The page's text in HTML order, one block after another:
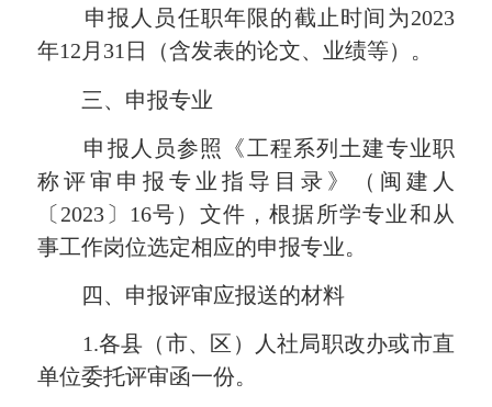
申报人员任职年限的截止时间为2023
年12月31日（含发表的论文、业绩等）。
三、申报专业
申报人员参照《工程系列土建专业职
称评审申报专业指导目录》（闽建人
〔2023〕16号）文件，根据所学专业和从
事工作岗位选定相应的申报专业。
四、申报评审应报送的材料
1.各县（市、区）人社局职改办或市直
单位委托评审函一份。